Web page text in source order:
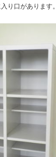
り口があります。